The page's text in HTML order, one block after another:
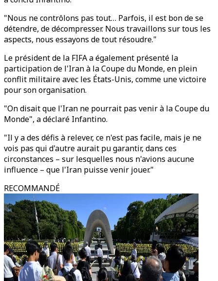
"Nous ne contrôlons pas tout… Parfois, il est bon de se
détendre, de décompresser. Nous travaillons sur tous les
aspects, nous essayons de tout résoudre."
Le président de la FIFA a également présenté la
participation de l'Iran à la Coupe du Monde, en plein
conflit militaire avec les États-Unis, comme une victoire
pour son organisation.
"On disait que l'Iran ne pourrait pas venir à la Coupe du
Monde", a déclaré Infantino.
"Il y a des défis à relever, ce n'est pas facile, mais je ne
vois pas qui d'autre aurait pu garantir, dans ces
circonstances – sur lesquelles nous n'avions aucune
influence – que l'Iran puisse venir jouer."
RECOMMANDÉ